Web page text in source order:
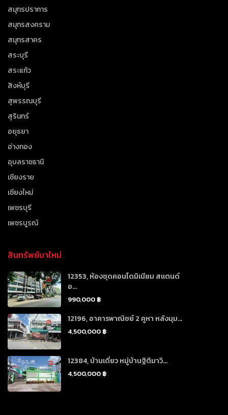
สมุทรปราการ
สมุทรสงคราม
สมุทรสาคร
สระบุรี
สระแก้ว
สิงห์บุรี
สุพรรณบุรี
สุรินทร์
อยุธยา
อ่างทอง
อุบลราชธานี
เชียงราย
เชียงใหม่
เพชรบุรี
เพชรบูรณ์
สินทรัพย์มาใหม่
12353, ห้องชุดคอนโดมิเนียม สแตนด์
อ...
990,000 ฿
12196, อาคารพาณิชย์ 2 คูหา หลังมุม...
4,500,000 ฿
12384, บ้านเดี่ยว หมู่บ้านฐิติมาวิ...
4,500,000 ฿